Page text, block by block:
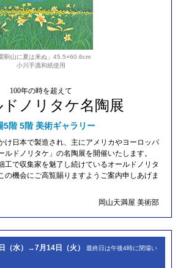
栗駒山に夏は来ぬ」45.5×60.6cm
小川手漉和紙使用
100年の時を超えて
ドノリタケ名陶展
5階 5階 美術ギャラリー
け日本で製造され、主にアメリカやヨーロッパ
ルドノリタケ」の名陶展を開催いたします。
工で収集家を魅了し続けているオールドノリタ
の機会にご高覧賜りますようご案内申しあげま
岡山天満屋 美術部
（水）→7月14日（火）
最終日は午後4時に閉場い